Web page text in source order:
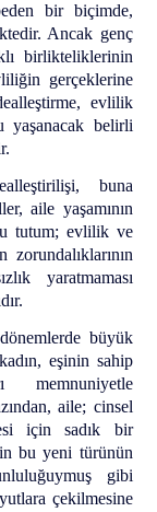
bir biçimde,
Ancak genç
birlikteliklerinin
gerçeklerine
evlilik
yaşanacak belirli
buna
aile yaşamının
tutum; evlilik ve
yaratmaması
büyük
eşinin sahip
memnuniyetle
aile; cinsel
için sadık bir
bu yeni türünün
gibi
çekilmesine